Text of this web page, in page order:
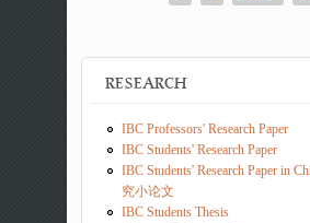
RESEARCH
IBC Professors' Research Paper
IBC Students' Research Paper
IBC Students' Research Paper in
究小论文
IBC Students Thesis